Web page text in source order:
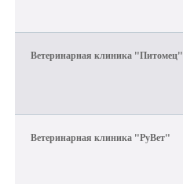
Ветеринарная клиника "Питомец"
Ветеринарная клиника "РуВет"